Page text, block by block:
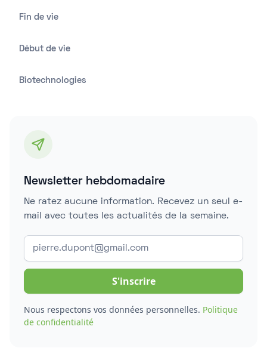
Fin de vie
Début de vie
Biotechnologies
Newsletter hebdomadaire
Ne ratez aucune information. Recevez un seul e-
mail avec toutes les actualités de la semaine.
Nous respectons vos données personnelles. Politique
de confidentialité